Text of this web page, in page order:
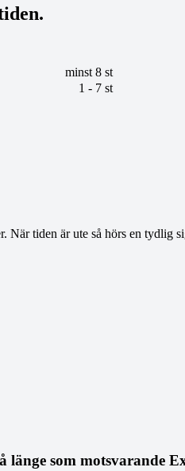
minst 8 st
1 - 7 st
När tiden är ute så hörs en tydlig
som motsvarande